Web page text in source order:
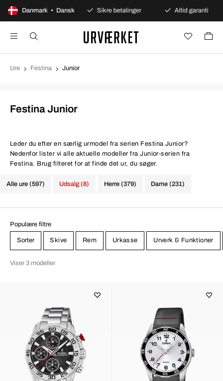
Danmark • Dansk
dages åbent køb Sikre betalinger Altid garanti
Ure Festina Junior
Festina Junior
Leder du efter en særlig urmodel fra serien Festina Junior?
Nedenfor lister vi alle aktuelle modeller fra Junior-serien fra
Festina. Brug filteret for at finde det ur, du søger.
Alle ure (597) Herre (379) Dame (231)
Udsalg (8)
Populære filtre
Sorter Skive Rem Urkasse Urverk & Funktioner
Viser 3 modeller